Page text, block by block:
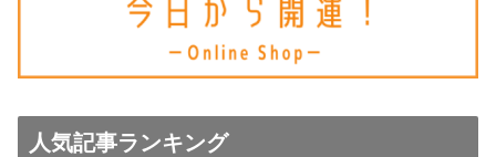
人気記事ランキング